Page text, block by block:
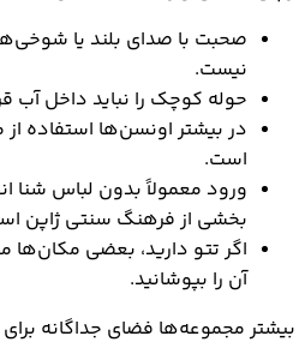
صحبت با صدای بلند یا
نیست.
حوله کوچک را نباید داخل آب
در بیشتر اونسن‌ها استفاده
است.
ورود معمولاً بدون لباس شنا
بخشی از فرهنگ سنتی ژاپن
اگر تتو دارید، بعضی
آن را بپوشانید.
بیشتر مجموعه‌ها فضای جداگانه برای